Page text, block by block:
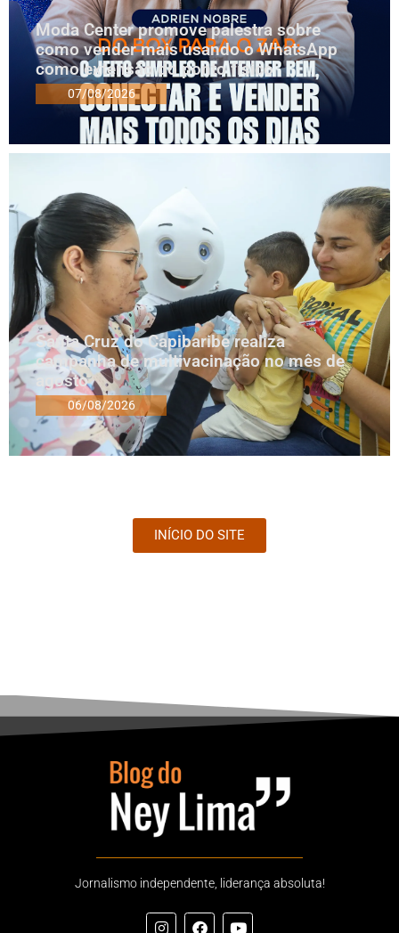
Moda Center promove palestra sobre
como vender mais usando o WhatsApp
como extensão do ponto físico
07/08/2026
Santa Cruz do Capibaribe realiza
campanha de multivacinação no mês de
agosto
06/08/2026
INÍCIO DO SITE
Jornalismo independente, liderança absoluta!